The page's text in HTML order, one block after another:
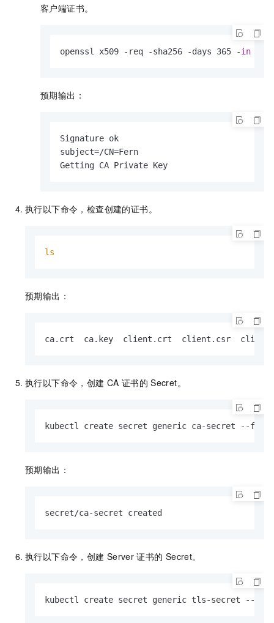
客户端证书。
openssl x509 -req -sha256 -days 365 -in
预期输出：
Signature ok
subject=/CN=Fern
Getting CA Private Key
执行以下命令，检查创建的证书。
ls
预期输出：
ca.crt  ca.key  client.crt  client.csr
执行以下命令，创建 CA 证书的 Secret。
kubectl create secret generic ca-secret --
预期输出：
secret/ca-secret created
执行以下命令，创建 Server 证书的 Secret。
kubectl create secret generic tls-secret --